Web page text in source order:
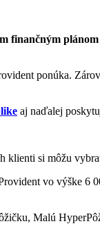
finančným
ponúka.
aj naďalej
klienti si môžu
vo výške 6
Malú